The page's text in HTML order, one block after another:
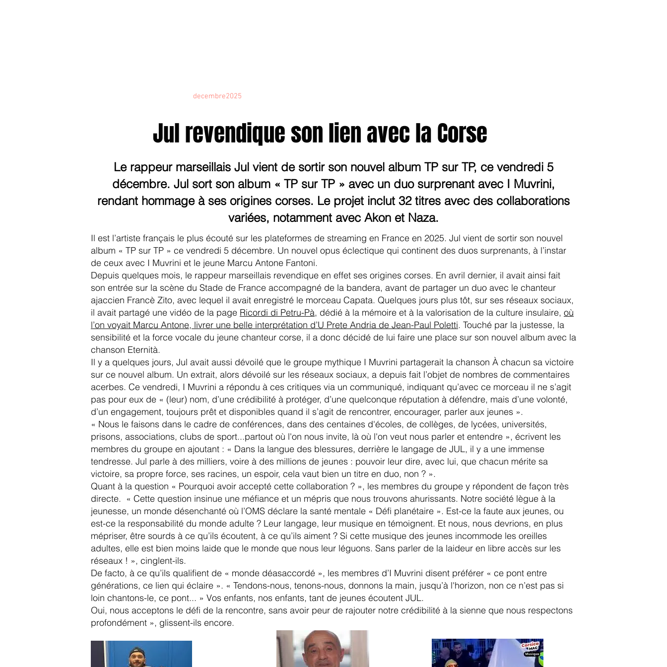
decembre2025
Jul revendique son lien avec la Corse
Le rappeur marseillais Jul vient de sortir son nouvel album TP sur TP, ce vendredi 5
décembre. Jul sort son album « TP sur TP » avec un duo surprenant avec I Muvrini,
rendant hommage à ses origines corses. Le projet inclut 32 titres avec des collaborations
variées, notamment avec Akon et Naza.
Il est l’artiste français le plus écouté sur les plateformes de streaming en France en 2025. Jul vient de sortir son nouvel
album « TP sur TP » ce vendredi 5 décembre. Un nouvel opus éclectique qui continent des duos surprenants, à l’instar
de ceux avec I Muvrini et le jeune Marcu Antone Fantoni.
Depuis quelques mois, le rappeur marseillais revendique en effet ses origines corses. En avril dernier, il avait ainsi fait
son entrée sur la scène du Stade de France accompagné de la bandera, avant de partager un duo avec le chanteur
ajaccien Francè Zito, avec lequel il avait enregistré le morceau Capata. Quelques jours plus tôt, sur ses réseaux sociaux,
il avait partagé une vidéo de la page Ricordi di Petru-Pà, dédié à la mémoire et à la valorisation de la culture insulaire, où
l’on voyait Marcu Antone, livrer une belle interprétation d’U Prete Andria de Jean-Paul Poletti. Touché par la justesse, la
sensibilité et la force vocale du jeune chanteur corse, il a donc décidé de lui faire une place sur son nouvel album avec la
chanson Eternità.
Il y a quelques jours, Jul avait aussi dévoilé que le groupe mythique I Muvrini partagerait la chanson À chacun sa victoire
sur ce nouvel album. Un extrait, alors dévoilé sur les réseaux sociaux, a depuis fait l’objet de nombres de commentaires
acerbes. Ce vendredi, I Muvrini a répondu à ces critiques via un communiqué, indiquant qu’avec ce morceau il ne s’agit
pas pour eux de « (leur) nom, d’une crédibilité à protéger, d’une quelconque réputation à défendre, mais d’une volonté,
d’un engagement, toujours prêt et disponibles quand il s’agit de rencontrer, encourager, parler aux jeunes ».
« Nous le faisons dans le cadre de conférences, dans des centaines d'écoles, de collèges, de lycées, universités,
prisons, associations, clubs de sport...partout où l'on nous invite, là où l'on veut nous parler et entendre », écrivent les
membres du groupe en ajoutant : « Dans la langue des blessures, derrière le langage de JUL, il y a une immense
tendresse. Jul parle à des milliers, voire à des millions de jeunes : pouvoir leur dire, avec lui, que chacun mérite sa
victoire, sa propre force, ses racines, un espoir, cela vaut bien un titre en duo, non ? ».
Quant à la question « Pourquoi avoir accepté cette collaboration ? », les membres du groupe y répondent de façon très
directe. « Cette question insinue une méfiance et un mépris que nous trouvons ahurissants. Notre société lègue à la
jeunesse, un monde désenchanté où l’OMS déclare la santé mentale « Défi planétaire ». Est-ce la faute aux jeunes, ou
est-ce la responsabilité du monde adulte ? Leur langage, leur musique en témoignent. Et nous, nous devrions, en plus
mépriser, être sourds à ce qu’ils écoutent, à ce qu’ils aiment ? Si cette musique des jeunes incommode les oreilles
adultes, elle est bien moins laide que le monde que nous leur léguons. Sans parler de la laideur en libre accès sur les
réseaux ! », cinglent-ils.
De facto, à ce qu’ils qualifient de « monde déasaccordé », les membres d’I Muvrini disent préférer « ce pont entre
générations, ce lien qui éclaire ». « Tendons-nous, tenons-nous, donnons la main, jusqu’à l'horizon, non ce n’est pas si
loin chantons-le, ce pont... » Vos enfants, nos enfants, tant de jeunes écoutent JUL.
Oui, nous acceptons le défi de la rencontre, sans avoir peur de rajouter notre crédibilité à la sienne que nous respectons
profondément », glissent-ils encore.